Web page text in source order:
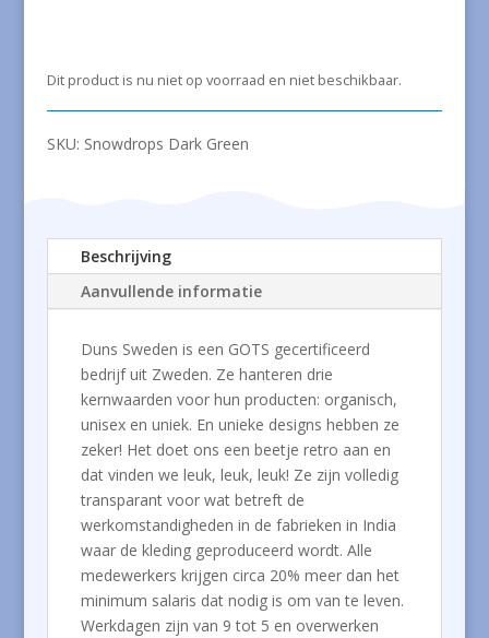
Dit product is nu niet op voorraad en niet beschikbaar.
SKU: Snowdrops Dark Green
Beschrijving
Aanvullende informatie
Duns Sweden is een GOTS gecertificeerd
bedrijf uit Zweden. Ze hanteren drie
kernwaarden voor hun producten: organisch,
unisex en uniek. En unieke designs hebben ze
zeker! Het doet ons een beetje retro aan en
dat vinden we leuk, leuk, leuk! Ze zijn volledig
transparant voor wat betreft de
werkomstandigheden in de fabrieken in India
waar de kleding geproduceerd wordt. Alle
medewerkers krijgen circa 20% meer dan het
minimum salaris dat nodig is om van te leven.
Werkdagen zijn van 9 tot 5 en overwerken